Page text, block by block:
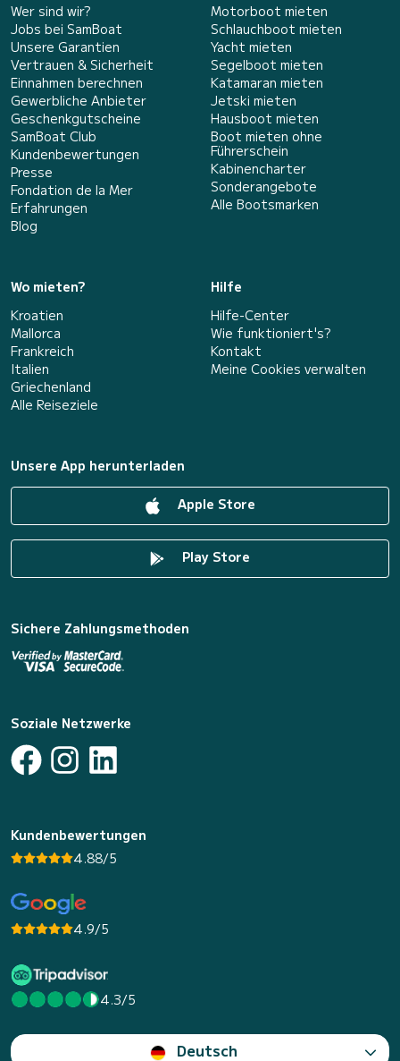
Wer sind wir?
Jobs bei SamBoat
Unsere Garantien
Vertrauen & Sicherheit
Einnahmen berechnen
Gewerbliche Anbieter
Geschenkgutscheine
SamBoat Club
Kundenbewertungen
Presse
Fondation de la Mer
Erfahrungen
Blog
Motorboot mieten
Schlauchboot mieten
Yacht mieten
Segelboot mieten
Katamaran mieten
Jetski mieten
Hausboot mieten
Boot mieten ohne
Führerschein
Kabinencharter
Sonderangebote
Alle Bootsmarken
Wo mieten?
Kroatien
Mallorca
Frankreich
Italien
Griechenland
Alle Reiseziele
Hilfe
Hilfe-Center
Wie funktioniert's?
Kontakt
Meine Cookies verwalten
Unsere App herunterladen
Apple Store
Play Store
Sichere Zahlungsmethoden
Soziale Netzwerke
Kundenbewertungen
4.88/5
4.9/5
4.3/5
Deutsch